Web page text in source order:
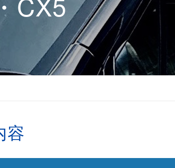
修理実績
修理実績
容